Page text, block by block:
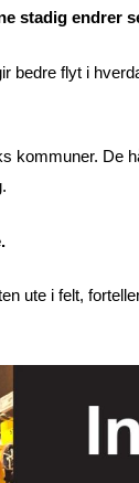
stadig endrer
bedre flyt i
kommuner. De
ute i felt,